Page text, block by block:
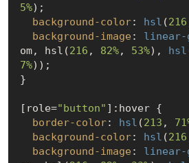
5%);
background-color: hsl (216
background-image : linear-
om, hsl(216 , 82%, 53%), hsl
7%));
}
[role="button" ] :hover {
border-color: hsl (213 ,
background-color: hsl (216
background-image : linear-